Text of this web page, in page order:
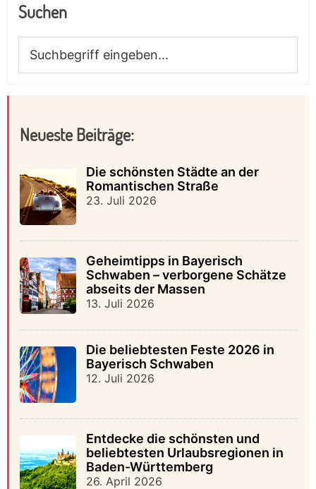
Suchen
eingeben...
Neueste Beiträge:
Die schönsten Städte an der
Romantischen Straße
23. Juli 2026
Geheimtipps in Bayerisch
Schwaben – verborgene Schätze
abseits der Massen
13. Juli 2026
Die beliebtesten Feste 2026 in
Bayerisch Schwaben
12. Juli 2026
Entdecke die schönsten und
beliebtesten Urlaubsregionen in
Baden-Württemberg
26. April 2026